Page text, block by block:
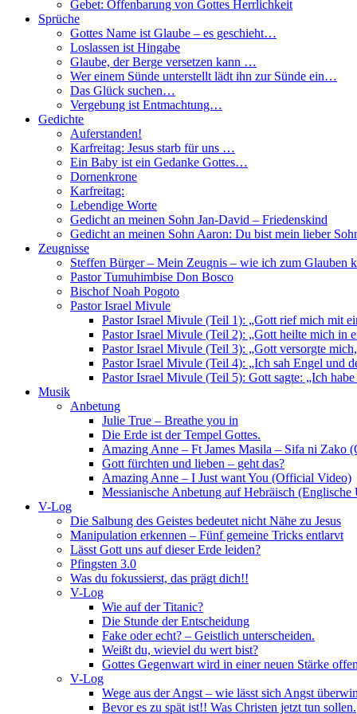
Gebet: Offenbarung von Gottes Herrlichkeit
Sprüche
Gottes Name ist Glaube – es geschieht…
Loslassen ist Hingabe
Glaube, der Berge versetzen kann …
Wer einem Sünde unterstellt lädt ihn zur Sünde ein…
Das Glück suchen…
Vergebung ist Entmachtung…
Gedichte
Auferstanden!
Karfreitag: Jesus starb für uns …
Ein Baby ist ein Gedanke Gottes…
Dornenkrone
Karfreitag:
Lebendige Worte
Gedicht an meinen Sohn Jan-David – Friedenskind
Gedicht an meinen Sohn Aaron: Du bist mein lieber
Zeugnisse
Steffen Bürger – Mein Zeugnis – wie ich zum Glauben
Pastor Tumuhimbise Don Bosco
Bischof Noah Pogoto
Pastor Israel Mivule
Pastor Israel Mivule (Teil 1): „Gott rief mich mit
Pastor Israel Mivule (Teil 2): „Gott heilte mich in
Pastor Israel Mivule (Teil 3): „Gott versorgte
Pastor Israel Mivule (Teil 4): „Ich sah Engel und
Pastor Israel Mivule (Teil 5): Gott sagte: „Ich
Musik
Anbetung
Julie True – Breathe you in
Die Erde ist der Tempel Gottes.
Amazing Anne – Ft James Masila – Sifa ni Zako
Gott fürchten und lieben – geht das?
Amazing Anne – I Just want You (Official Video)
Messianische Anbetung auf Hebräisch (Englische
V-Log
Die Salbung des Geistes bedeutet nicht Nähe zu Jesus
Manipulation erkennen – Fünf gemeine Tricks entlarvt
Lässt Gott uns auf dieser Erde leiden?
Pfingsten 3.0
Was du fokussierst, das prägt dich!!
V-Log
Wie auf der Titanic?
Die Stunde der Entscheidung
Fake oder echt? – Geistlich unterscheiden.
Weißt du, wieviel du wert bist?
Gottes Gegenwart wird in einer neuen Stärke
V-Log
Wege aus der Angst – wie lässt sich Angst
Bevor es zu spät ist!! Was Christen jetzt tun sollen.